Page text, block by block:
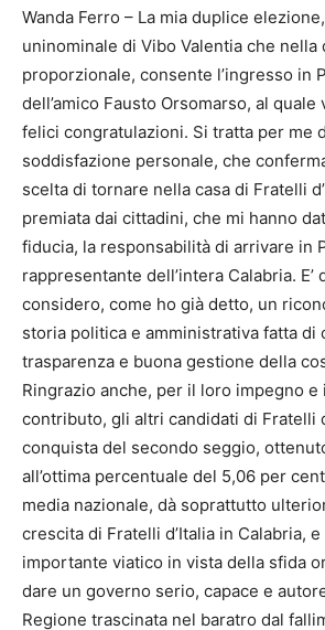
Wanda Ferro – La mia duplice
uninominale di Vibo Valentia che nella
proporzionale, consente l’ingresso in
dell’amico Fausto Orsomarso, al quale
felici congratulazioni. Si tratta per me
soddisfazione personale, che
scelta di tornare nella casa di Fratelli
premiata dai cittadini, che mi hanno
fiducia, la responsabilità di arrivare in
rappresentante dell’intera Calabria. E’
considero, come ho già detto, un
storia politica e amministrativa fatta di
trasparenza e buona gestione della
Ringrazio anche, per il loro impegno
contributo, gli altri candidati di Fratelli
conquista del secondo seggio,
all’ottima percentuale del 5,06 per
media nazionale, dà soprattutto
crescita di Fratelli d’Italia in Calabria,
importante viatico in vista della sfida
dare un governo serio, capace e
Regione trascinata nel baratro dal